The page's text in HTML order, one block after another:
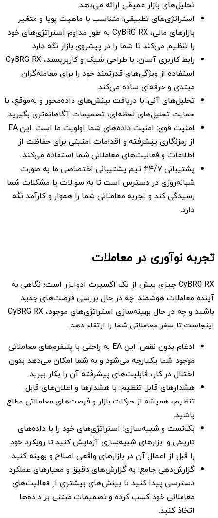
تحلیل‌های بازار عمیقی ارائه می‌دهد.
استراتژی‌های تطبیقی: متناسب با ماهیت پویا و متغیر
بازارهای مالی، CyBRG RX به طور مداوم استراتژی‌های خود
را تنظیم می‌کند تا شما را در پیشروی بازار نگه دارد.
رابط کاربری آسان: با طراحی شیک و کاربرپسند، CyBRG RX
استفاده از ویژگی‌های قدرتمند خود را برای معامله‌گران
مبتدی و حرفه‌ای ساده می‌کند.
تحلیل‌های آنی: با دریافت بینش‌های داده‌محور و به‌موقع، با
حمایت تحلیل‌های لحظه‌ای، تصمیمات آگاهانه‌تری بگیرید.
امنیت قوی: امنیت داده‌های شما اولویت ما است. این EA
از رمزنگاری پیشرفته و اقدامات امنیتی برای حفاظت از
اطلاعات و فعالیت‌های معاملاتی شما استفاده می‌کند.
پشتیبانی ۲۴/۷: تیم پشتیبانی اختصاصی ما به صورت
شبانه‌روزی در دسترس است تا به سوالات یا مشکلات شما
رسیدگی کند و تجربه معاملاتی شما را هموار و کارآمد نگه
دارد.
تجربه نوآوری در معاملات
CyBRG RX چیزی بیش از یک اکسپرت ادوایزر است؛ نگاهی به
آینده معاملات هوشمند. چه در حال بررسی فرصت‌های جدید
باشید و چه در حال بهینه‌سازی استراتژی‌های موجود، CyBRG RX
اینجاست تا سفر معاملاتی شما را ارتقاء دهد.
ادغام بدون نقص: این EA به راحتی با پلتفرم‌های معاملاتی
موجود شما یکپارچه می‌شود و به شما امکان می‌دهد بدون
اختلال در کار، قابلیت‌های پیشرفته آن را بکار ببرید.
هشدارهای قابل تنظیم: با هشدارها و اعلان‌های قابل
تنظیم، همیشه از حرکات بازار و فرصت‌های معاملاتی مطلع
باشید.
بک‌تست و شبیه‌سازی: استراتژی‌های خود را با داده‌های
تاریخی و ابزارهای شبیه‌سازی آزمایش کنید تا رویکرد خود
را قبل از اعمال آن در بازارهای واقعی اصلاح و بهینه کنید.
گزارش‌دهی جامع: به گزارش‌های دقیق و معیارهای عملکرد
دسترسی پیدا کنید تا بینش‌های بیشتری از فعالیت‌های
معاملاتی خود کسب کرده و تصمیمات مبتنی بر داده‌ها
اتخاذ کنید.